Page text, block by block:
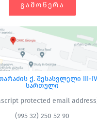
ᲒᲐᲛᲝᲬᲔᲠᲐ
ქ. შესასვლელი III-
სართული
protected email
(995 32) 250 52 90